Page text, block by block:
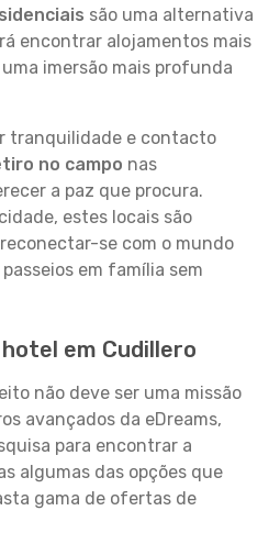
são uma alternativa
encontrar alojamentos mais
imersão mais profunda
tranquilidade e contacto
no campo nas
a paz que procura.
estes locais são
se com o mundo
em família sem
em Cudillero
não deve ser uma missão
avançados da eDreams,
para encontrar a
algumas das opções que
gama de ofertas de